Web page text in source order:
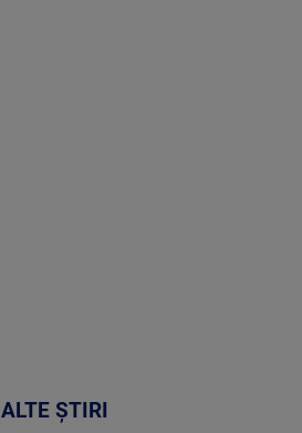
ALTE ȘTIRI